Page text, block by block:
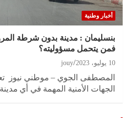
أخبار وطنية
بنسليمان : مدينة بدون شرطة
فمن يتحمل مسؤوليته؟
10 يوليو، 2023 jouy
المصطفى الجوي – موطني نيوز
الجهات الأمنية المهمة في أي